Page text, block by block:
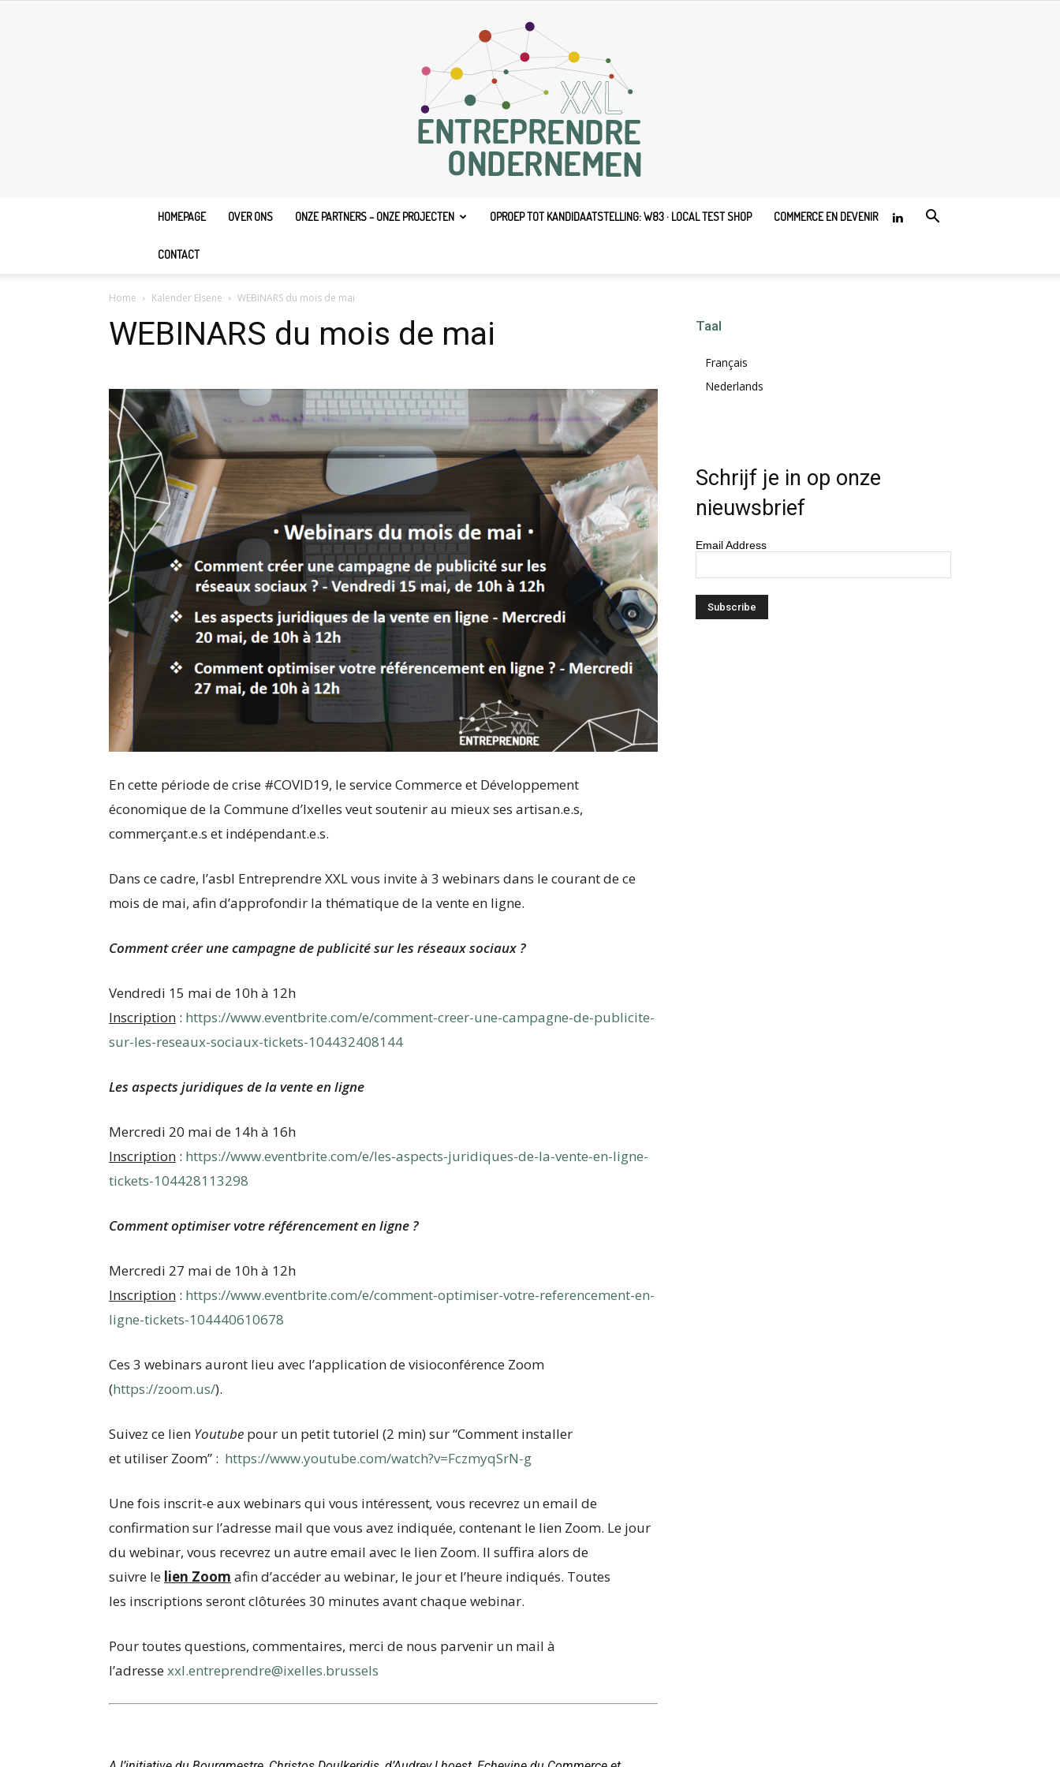
–
Ondernemen
HOMEPAGE OVER ONS ONZE PARTNERS – ONZE PROJECTEN OPROEP TOT KANDIDAATSTELLING: W83 · LOCAL TEST SHOP COMMERCE EN DEVENIR
CONTACT
Home Kalender Elsene WEBINARS du mois de mai
WEBINARS du mois de mai
En cette période de crise #COVID19, le service Commerce et Développement
économique de la Commune d’Ixelles veut soutenir au mieux ses artisan.e.s,
commerçant.e.s et indépendant.e.s.
Dans ce cadre, l’asbl Entreprendre XXL vous invite à 3 webinars dans le courant de ce
mois de mai, afin d’approfondir la thématique de la vente en ligne.
Comment créer une campagne de publicité sur les réseaux sociaux ?
Vendredi 15 mai de 10h à 12h
Inscription : https://www.eventbrite.com/e/comment-creer-une-campagne-de-publicite-
sur-les-reseaux-sociaux-tickets-104432408144
Les aspects juridiques de la vente en ligne
Mercredi 20 mai de 14h à 16h
Inscription : https://www.eventbrite.com/e/les-aspects-juridiques-de-la-vente-en-ligne-
tickets-104428113298
Comment optimiser votre référencement en ligne ?
Mercredi 27 mai de 10h à 12h
Inscription : https://www.eventbrite.com/e/comment-optimiser-votre-referencement-en-
ligne-tickets-104440610678
Ces 3 webinars auront lieu avec l’application de visioconférence Zoom
(https://zoom.us/).
Suivez ce lien Youtube pour un petit tutoriel (2 min) sur “Comment installer
et utiliser Zoom” : https://www.youtube.com/watch?v=FczmyqSrN-g
Une fois inscrit-e aux webinars qui vous intéressent, vous recevrez un email de
confirmation sur l’adresse mail que vous avez indiquée, contenant le lien Zoom. Le jour
du webinar, vous recevrez un autre email avec le lien Zoom. Il suffira alors de
suivre le lien Zoom afin d’accéder au webinar, le jour et l’heure indiqués. Toutes
les inscriptions seront clôturées 30 minutes avant chaque webinar.
Pour toutes questions, commentaires, merci de nous parvenir un mail à
l’adressexxl.entreprendre@ixelles.brussels
Taal
Français
Nederlands
Schrijf je in op onze
nieuwsbrief
Email Address